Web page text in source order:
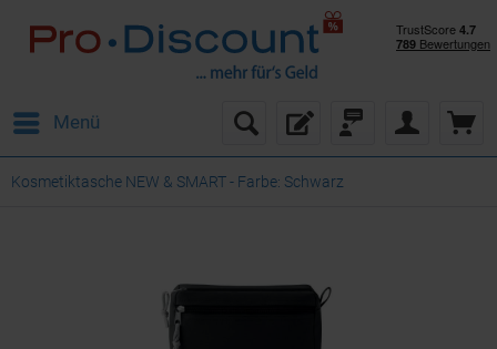
Menü
Kosmetiktasche NEW & SMART - Farbe: Schwarz